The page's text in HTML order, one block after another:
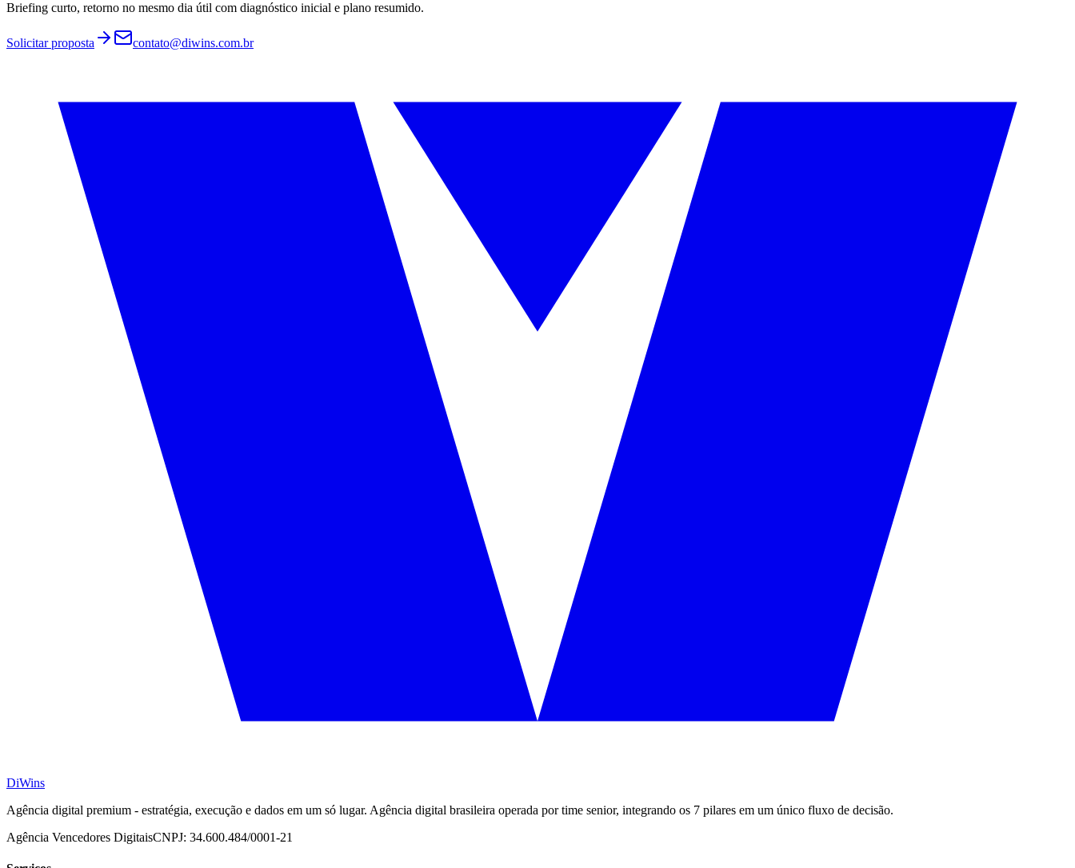
Briefing curto, retorno no mesmo dia útil com diagnóstico inicial e plano resumido.
Solicitar proposta contato@diwins.com.br
DiWins
Agência digital premium - estratégia, execução e dados em um só lugar. Agência digital brasileira operada por time senior, integrando os 7 pilares em um único fluxo de decisão.
Agência Vencedores DigitaisCNPJ: 34.600.484/0001-21